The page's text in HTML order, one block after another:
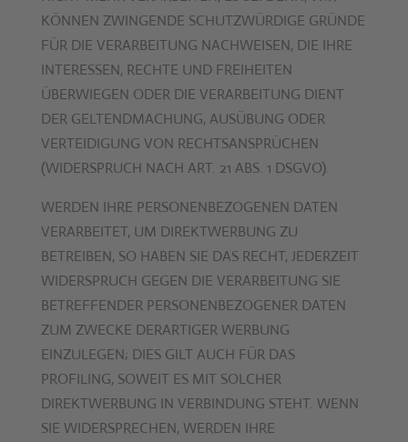
KÖNNEN ZWINGENDE SCHUTZWÜRDIGE GRÜNDE
FÜR DIE VERARBEITUNG NACHWEISEN, DIE IHRE
INTERESSEN, RECHTE UND FREIHEITEN
ÜBERWIEGEN ODER DIE VERARBEITUNG DIENT
DER GELTENDMACHUNG, AUSÜBUNG ODER
VERTEIDIGUNG VON RECHTSANSPRÜCHEN
(WIDERSPRUCH NACH ART. 21 ABS. 1 DSGVO).
WERDEN IHRE PERSONENBEZOGENEN DATEN
VERARBEITET, UM DIREKTWERBUNG ZU
BETREIBEN, SO HABEN SIE DAS RECHT, JEDERZEIT
WIDERSPRUCH GEGEN DIE VERARBEITUNG SIE
BETREFFENDER PERSONENBEZOGENER DATEN
ZUM ZWECKE DERARTIGER WERBUNG
EINZULEGEN; DIES GILT AUCH FÜR DAS
PROFILING, SOWEIT ES MIT SOLCHER
DIREKTWERBUNG IN VERBINDUNG STEHT. WENN
SIE WIDERSPRECHEN, WERDEN IHRE